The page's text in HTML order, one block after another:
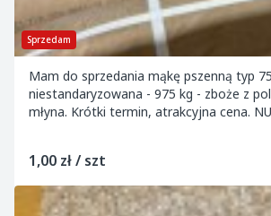
Sprzedam
Mam do sprzedania mąkę pszenną typ
niestandaryzowana - 975 kg - zboże z
młyna. Krótki termin, atrakcyjna cena. NUMER TELEFONU
1,00 zł / szt